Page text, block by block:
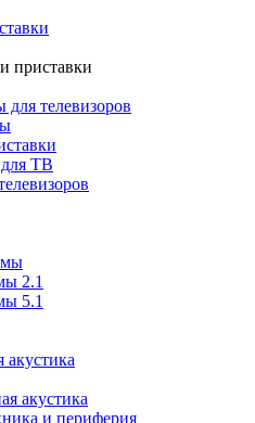
приставки
телевизоров
ТВ
2.1
5.1
акустика
акустика
и периферия